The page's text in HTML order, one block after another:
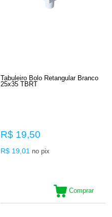
Tabuleiro Bolo Retangular Branco
25x35 TBRT
R$ 19,50
R$ 19,01 no pix
Comprar